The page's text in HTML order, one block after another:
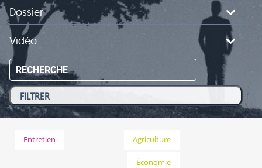
Dossier
Vidéo
RECHERCHE
Entretien Agriculture
Économie